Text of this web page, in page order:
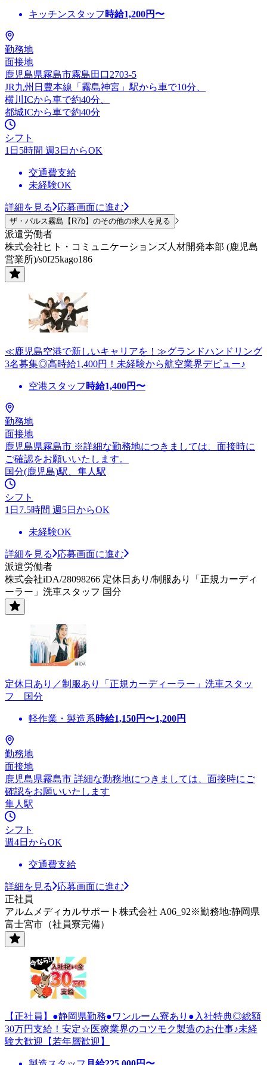
キッチンスタッフ 時給1,200円〜
勤務地
面接地
鹿児島県霧島市霧島田口2703-5
JR九州日豊本線「霧島神宮」駅から車で10分、
横川ICから車で約40分、
都城ICから車で約40分
シフト
1日5時間 週3日からOK
交通費支給
未経験OK
詳細を見る 応募画面に進む
ザ・パルス霧島【R7b】のその他の求人を見る
派遣労働者
株式会社ヒト・コミュニケーションズ人材開発本部 (鹿児島
営業所)/s0f25kago186
≪鹿児島空港で新しいキャリアを！≫グランドハンドリング
3名募集◎高時給1,400円！未経験から航空業界デビュー♪
空港スタッフ 時給1,400円〜
勤務地
面接地
鹿児島県霧島市 ※詳細な勤務地につきましては、面接時に
ご確認をお願いいたします。
国分(鹿児島)駅、隼人駅
シフト
1日7.5時間 週5日からOK
未経験OK
詳細を見る
応募画面に進む
派遣労働者
株式会社iDA/28098266 定休日あり/制服あり「正規カーディ
ーラー」洗車スタッフ 国分
定休日あり／制服あり「正規カーディーラー」洗車スタッ
フ 国分
軽作業・製造系時給1,150円〜1,200円
勤務地
面接地
鹿児島県霧島市 詳細な勤務地につきましては、面接時にご
確認をお願いいたします
隼人駅
シフト
週4日からOK
交通費支給
詳細を見る
応募画面に進む
正社員
アルムメディカルサポート株式会社 A06_92※勤務地:静岡県
富士宮市（社員寮完備）
【正社員】●静岡県勤務●ワンルーム寮あり●入社特典◎総額
30万円支給！安定☆医療業界のコツモク製造のお仕事♪未経
験大歓迎【若年層歓迎】